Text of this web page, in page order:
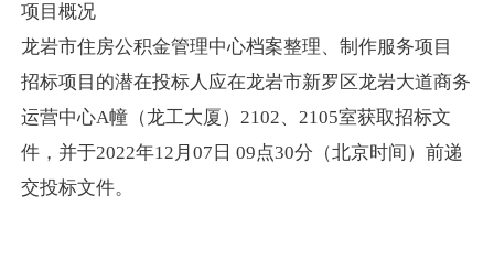
项目概况
龙岩市住房公积金管理中心档案整理、制作服务项目
招标项目的潜在投标人应在龙岩市新罗区龙岩大道商务
运营中心A幢（龙工大厦）2102、2105室获取招标文
件，并于2022年12月07日 09点30分（北京时间）前递
交投标文件。